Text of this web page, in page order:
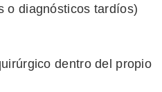
o diagnósticos tardíos)
dentro del propio